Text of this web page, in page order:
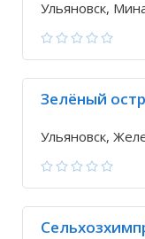
Ульяновск,
Зелёный
Ульяновск,